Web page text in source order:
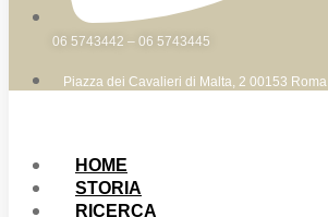
06 5743442 – 06 5743445
Piazza dei Cavalieri di Malta, 2 00153 Roma
HOME
STORIA
RICERCA